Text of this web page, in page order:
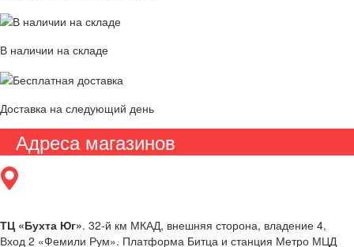
В наличии на складе
Доставка на следующий день
Адреса магазинов
ТЦ «Бухта Юг». 32-й км МКАД, внешняя сторона, владение 4,
Вход 2 «Фемили Рум». Платформа Битца и станция Метро МЦД